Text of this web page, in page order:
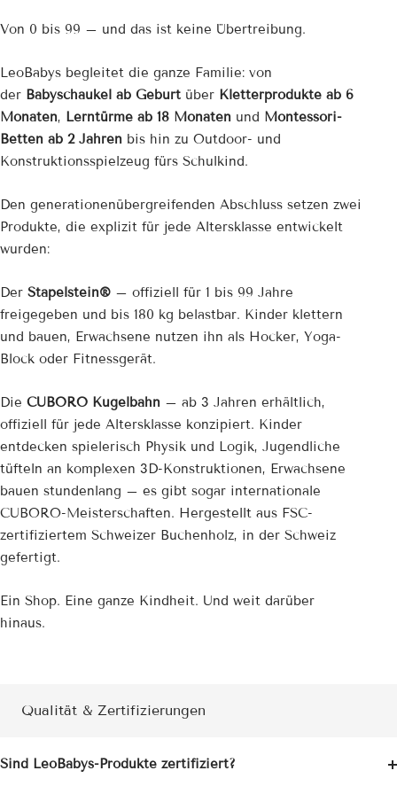
Von 0 bis 99 – und das ist keine Übertreibung.
LeoBabys begleitet die ganze Familie: von
der Babyschaukel ab Geburt über Kletterprodukte ab 6
Monaten, Lerntürme ab 18 Monaten und Montessori-
Betten ab 2 Jahren bis hin zu Outdoor- und
Konstruktionsspielzeug fürs Schulkind.
Den generationenübergreifenden Abschluss setzen zwei
Produkte, die explizit für jede Altersklasse entwickelt
wurden:
Der Stapelstein® – offiziell für 1 bis 99 Jahre
freigegeben und bis 180 kg belastbar. Kinder klettern
und bauen, Erwachsene nutzen ihn als Hocker, Yoga-
Block oder Fitnessgerät.
Die CUBORO Kugelbahn – ab 3 Jahren erhältlich,
offiziell für jede Altersklasse konzipiert. Kinder
entdecken spielerisch Physik und Logik, Jugendliche
tüfteln an komplexen 3D-Konstruktionen, Erwachsene
bauen stundenlang – es gibt sogar internationale
CUBORO-Meisterschaften. Hergestellt aus FSC-
zertifiziertem Schweizer Buchenholz, in der Schweiz
gefertigt.
Ein Shop. Eine ganze Kindheit. Und weit darüber
hinaus.
Qualität & Zertifizierungen
Sind LeoBabys-Produkte zertifiziert?